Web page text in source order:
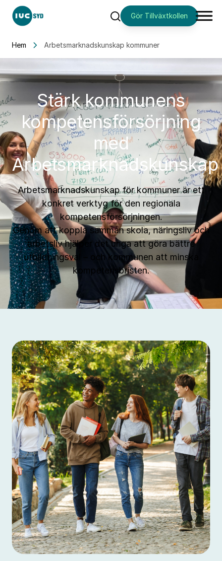
SökGör Tillväxtkollen
Hem Arbetsmarknadskunskap kommuner
Stärk kommunens
kompetensförsörjning
med
Arbetsmarknadskunskap
Arbetsmarknadskunskap för kommuner är ett
konkret verktyg för den regionala
kompetensförsörjningen.
Genom att koppla samman skola, näringsliv och
arbetsliv hjälper det unga att göra bättre
utbildningsval – och kommunen att minska
kompetensbristen.